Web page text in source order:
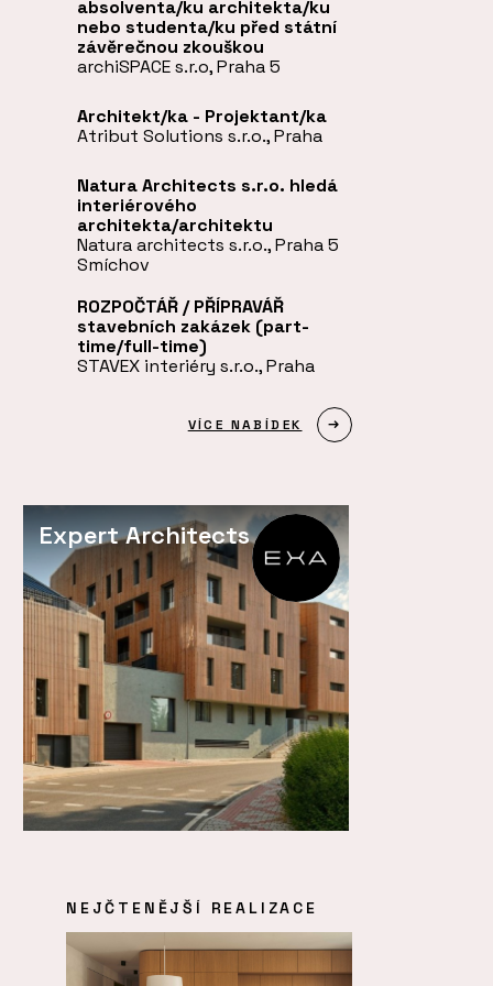
absolventa/ku architekta/ku
nebo studenta/ku před státní
závěrečnou zkouškou
archiSPACE s.r.o, Praha 5
Architekt/ka - Projektant/ka
Atribut Solutions s.r.o., Praha
Natura Architects s.r.o. hledá
interiérového
architekta/architektu
Natura architects s.r.o., Praha 5
Smíchov
ROZPOČTÁŘ / PŘÍPRAVÁŘ
stavebních zakázek (part-
time/full-time)
STAVEX interiéry s.r.o., Praha
VÍCE NABÍDEK
Expert Architects
NEJČTENĚJŠÍ REALIZACE